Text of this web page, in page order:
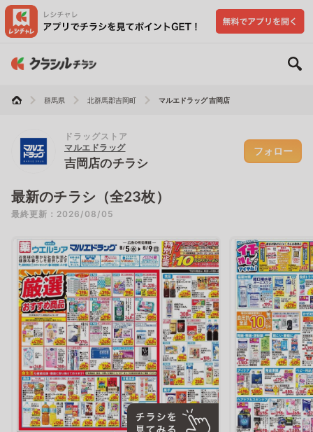
群馬県 北群馬郡吉岡町 マルエドラッグ 吉岡店
ドラッグストア
マルエドラッグ
吉岡店のチラシ
フォロー
最新のチラシ（全23枚）
最終更新：2026/08/05